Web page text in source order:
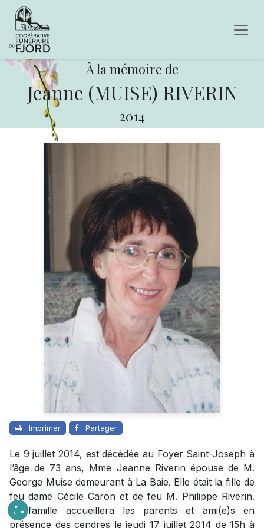
À la mémoire de
Jeanne (MUISE) RIVERIN
2014
Imprimer Partager
Le 9 juillet 2014, est décédée au Foyer Saint-Joseph à
l’âge de 73 ans, Mme Jeanne Riverin épouse de M.
George Muise demeurant à La Baie. Elle était la fille de
feu dame Cécile Caron et de feu M. Philippe Riverin.
La famille accueillera les parents et ami(e)s en
présence des cendres le jeudi 17 juillet 2014 de 15h à